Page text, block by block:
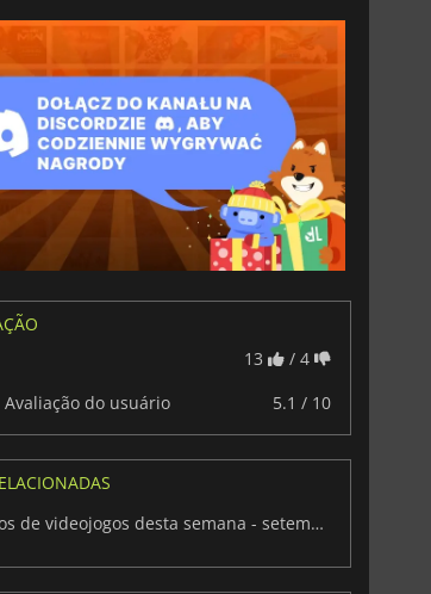
13
/ 4
do usuário
5.1 / 10
Lançamentos de videojogos desta semana - setembro de 2025 (Semana 39)